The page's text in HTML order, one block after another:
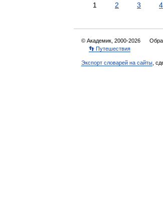
1 2 3 4
© Академик, 2000-2026
👣 Путешествия
Экспорт словарей на сайты ,